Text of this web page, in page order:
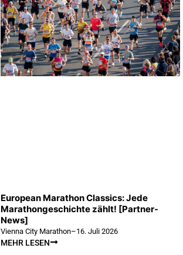
European Marathon Classics: Jede
Marathongeschichte zählt! [Partner-
News]
Vienna City Marathon–16. Juli 2026
MEHR LESEN